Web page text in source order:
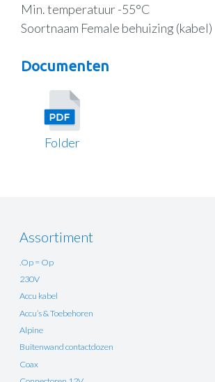
Min. temperatuur -55°C
Soortnaam Female behuizing (kabel)
Documenten
Folder
Assortiment
.Op = Op
230V
Accu kabel
Accu’s & Toebehoren
Alpine
Buitenwand contactdozen
Coax